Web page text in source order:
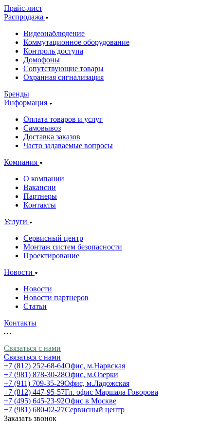
Прайс-лист
Распродажа
Видеонаблюдение
Коммутационное оборудование
Контроль доступа
Домофоны
Сопутствующие товары
Охранная сигнализация
Бренды
Информация
Оплата товаров и услуг
Самовывоз
Доставка заказов
Часто задаваемые вопросы
Компания
О компании
Вакансии
Партнеры
Контакты
Услуги
Сервисный центр
Монтаж систем безопасности
Проектирование
Новости
Новости
Новости партнеров
Статьи
Контакты
Связаться с нами
Связаться с нами
+7 (812) 252-68-64Офис, м.Нарвская
+7 (981) 878-30-28Офис, м.Озерки
+7 (911) 709-35-29Офис, м.Ладожская
+7 (812) 447-95-57Гл. офис Маршала Говорова
+7 (495) 645-23-92Офис в Москве
+7 (981) 680-02-27Сервисный центр
Заказать звонок